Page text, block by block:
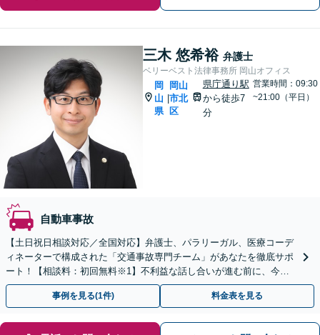
三木 悠希裕 弁護士
ベリーベスト法律事務所 岡山オフィス
岡
山
県
|
岡山
市北
区
県庁通り駅
から徒歩7
分
営業時間：09:30
~21:00（平日）
自動車事故
【土日祝日相談対応／全国対応】弁護士、パラリーガル、医療コーデ
ィネーターで構成された「交通事故専門チーム」があなたを徹底サポ
ート！【相談料：初回無料※1】不利益な話し合いが進む前に、今す
ぐ相談！
事例を見る(1件) 料金表を見る